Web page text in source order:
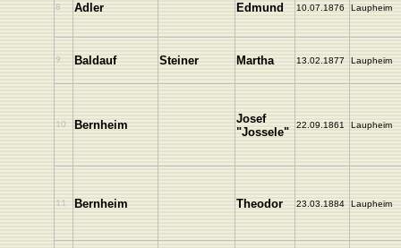
8 Adler Edmund 10.07.1876 Laupheim
9 Baldauf Steiner Martha 13.02.1877 Laupheim
10 Bernheim
Josef
"Jossele"
22.09.1861 Laupheim
11 Bernheim Theodor 23.03.1884 Laupheim